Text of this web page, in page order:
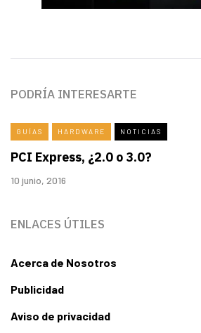
PODRÍA INTERESARTE
GUÍAS HARDWARE NOTICIAS
PCI Express, ¿2.0 o 3.0?
10 junio, 2016
ENLACES ÚTILES
Acerca de Nosotros
Publicidad
Aviso de privacidad